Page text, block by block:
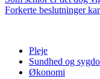
Forkerte beslutninger
Pleje
Sundhed og
Økonomi